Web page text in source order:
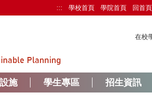
::: 學校首頁 學院首頁 回首頁
在校
施 學生專區 招生資訊